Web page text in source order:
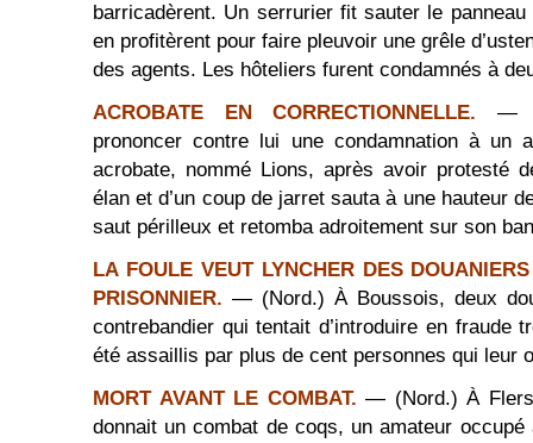
barricadèrent. Un serrurier fit sauter le
en profitèrent pour faire pleuvoir une grêle
des agents. Les hôteliers furent condamnés à
ACROBATE EN CORRECTIONNELLE.
—
prononcer contre lui une condamnation à un
acrobate, nommé Lions, après avoir protesté
élan et d’un coup de jarret sauta à une hauteur
saut périlleux et retomba adroitement sur son
LA FOULE VEUT LYNCHER DES
PRISONNIER. — (Nord.) À Boussois, deux
contrebandier qui tentait d’introduire en fraude
été assaillis par plus de cent personnes qui leur
MORT AVANT LE COMBAT. — (Nord.) À
donnait un combat de coqs, un amateur